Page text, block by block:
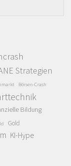
Strategien
Börsen-Crash
Bildung
Gold
KI-Hype